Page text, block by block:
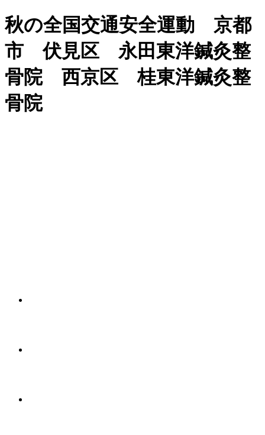
秋の全国交通安全運動 京都
市 伏見区 永田東洋鍼灸整
骨院 西京区 桂東洋鍼灸整
骨院